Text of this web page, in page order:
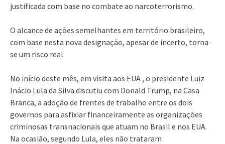
justificada com base no combate ao narcoterrorismo.
O alcance de ações semelhantes em território brasileiro,
com base nesta nova designação, apesar de incerto, torna-
se um risco real.
No início deste mês, em visita aos EUA , o presidente Luiz
Inácio Lula da Silva discutiu com Donald Trump, na Casa
Branca, a adoção de frentes de trabalho entre os dois
governos para asfixiar financeiramente as organizações
criminosas transnacionais que atuam no Brasil e nos EUA.
Na ocasião, segundo Lula, eles não trataram